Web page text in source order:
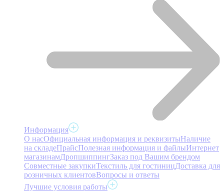
Информация
О насОфициальная информация и реквизитыНаличие
на складеПрайсПолезная информация и файлыИнтернет
магазинамДропшиппингЗаказ под Вашим брендом
Совместные закупкиТекстиль для гостиницДоставка для
розничных клиентовВопросы и ответы
Лучшие условия работы